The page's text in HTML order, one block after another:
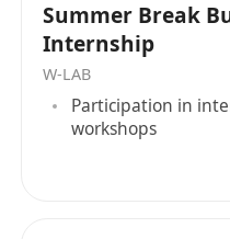
工作要求
具備會計相關證書優
運用Peachtree會計
數；
擁有會計、人事及
具備清晰口語及書
Summer Break
Internship
W-LAB
Participation in
workshops